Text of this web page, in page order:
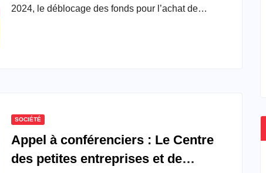
2024, le déblocage des fonds pour l’achat de…
SOCIÉTÉ
Appel à conférenciers : Le Centre
des petites entreprises et de